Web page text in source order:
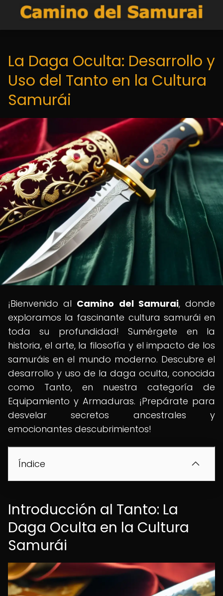
La Daga Oculta: Desarrollo y
Uso del Tanto en la Cultura
Samurái
¡Bienvenido al Camino del Samurai, donde
exploramos la fascinante cultura samurái en
toda su profundidad! Sumérgete en la
historia, el arte, la filosofía y el impacto de los
samuráis en el mundo moderno. Descubre el
desarrollo y uso de la daga oculta, conocida
como Tanto, en nuestra categoría de
Equipamiento y Armaduras. ¡Prepárate para
desvelar secretos ancestrales y
emocionantes descubrimientos!
Índice
Introducción al Tanto: La
Daga Oculta en la Cultura
Samurái